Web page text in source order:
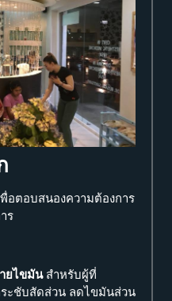
อตอบสนองความต้องการ
ร
ยไขมันสำหรับผู้ที่
ระชับสัดส่วน ลดไขมันส่วน